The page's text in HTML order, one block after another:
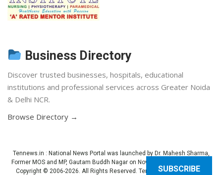
Business Directory
Discover trusted businesses, hospitals, educational
institutions and professional services across Greater Noida
& Delhi NCR.
Browse Directory →
Tennews.in : National News Portal was launched by Dr. Mahesh Sharma,
Former MOS and MP, Gautam Buddh Nagar on November 3, 2013 (Diwali).
Copyright © 2006-2026. All Rights Reserved. Ten News.Terms of use
SUBSCRIBE